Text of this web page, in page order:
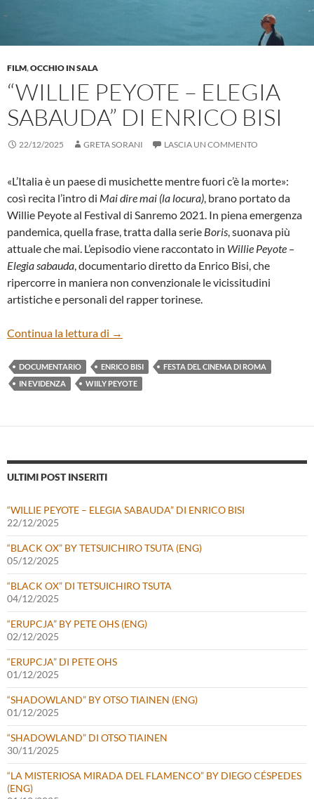
FILM,OCCHIO IN SALA
“WILLIE PEYOTE – ELEGIA
SABAUDA” DI ENRICO BISI
22/12/2025 GRETA SORANI LASCIA UN COMMENTO
«L’Italia è un paese di musichette mentre fuori c’è la morte»:
così recita l’intro di Mai dire mai (la locura), brano portato da
Willie Peyote al Festival di Sanremo 2021. In piena emergenza
pandemica, quella frase, tratta dalla serie Boris, suonava più
attuale che mai. L’episodio viene raccontato in Willie Peyote –
Elegia sabauda, documentario diretto da Enrico Bisi, che
ripercorre in maniera non convenzionale le vicissitudini
artistiche e personali del rapper torinese.
Continua la lettura di “WILLIE PEYOTE – ELEGIA SABAUDA”
→
DOCUMENTARIO ENRICO BISI
FESTA DEL CINEMA DI ROMA
IN EVIDENZA
WIILY PEYOTE
ULTIMI POST INSERITI
“WILLIE PEYOTE – ELEGIA SABAUDA” DI ENRICO BISI
22/12/2025
“BLACK OX” BY TETSUICHIRO TSUTA (ENG)
05/12/2025
“BLACK OX” DI TETSUICHIRO TSUTA
04/12/2025
“ERUPCJA” BY PETE OHS (ENG)
02/12/2025
“ERUPCJA” DI PETE OHS
01/12/2025
“SHADOWLAND” BY OTSO TIAINEN (ENG)
01/12/2025
“SHADOWLAND” DI OTSO TIAINEN
30/11/2025
“LA MISTERIOSA MIRADA DEL FLAMENCO” BY DIEGO CÉSPEDES
(ENG)